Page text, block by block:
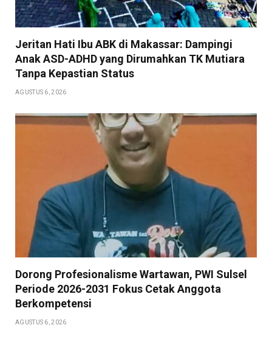
Jeritan Hati Ibu ABK di Makassar: Dampingi
Anak ASD-ADHD yang Dirumahkan TK Mutiara
Tanpa Kepastian Status
AGUSTUS 6, 2026
Dorong Profesionalisme Wartawan, PWI Sulsel
Periode 2026-2031 Fokus Cetak Anggota
Berkompetensi
AGUSTUS 6, 2026